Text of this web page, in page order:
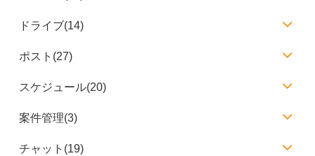
ドライブ(14)
ポスト(27)
スケジュール(20)
案件管理(3)
チャット(19)